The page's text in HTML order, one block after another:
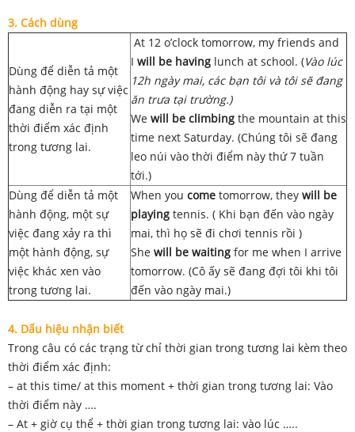
3. Cách dùng
Dùng để diễn tả một
hành động hay sự việc
đang diễn ra tại một
thời điểm xác định
trong tương lai.
At 12 o’clock tomorrow, my friends and
I will be having lunch at school. (Vào lúc
12h ngày mai, các bạn tôi và tôi sẽ đang
ăn trưa tại trường.)
We will be climbing the mountain at this
time next Saturday. (Chúng tôi sẽ đang
leo núi vào thời điểm này thứ 7 tuần
tới.)
Dùng để diễn tả một
hành động, một sự
việc đang xảy ra thì
một hành động, sự
việc khác xen vào
trong tương lai.
When you come tomorrow, they will be
playing tennis. ( Khi bạn đến vào ngày
mai, thì họ sẽ đi chơi tennis rồi )
She will be waiting for me when I arrive
tomorrow. (Cô ấy sẽ đang đợi tôi khi tôi
đến vào ngày mai.)
4. Dấu hiệu nhận biết
Trong câu có các trạng từ chỉ thời gian trong tương lai kèm theo
thời điểm xác định:
– at this time/ at this moment + thời gian trong tương lai: Vào
thời điểm này ….
– At + giờ cụ thể + thời gian trong tương lai: vào lúc …..